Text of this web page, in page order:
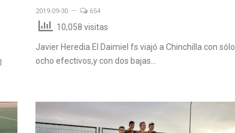
2019-09-30 654
10,058 visitas
Javier Heredia El Daimiel fs viajó a Chinchilla con sólo
ocho efectivos,y con dos bajas…